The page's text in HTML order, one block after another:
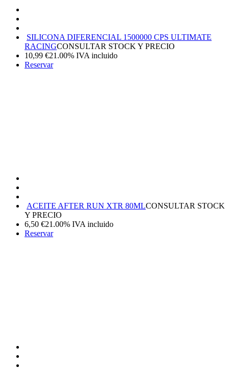
SILICONA DIFERENCIAL 1500000 CPS ULTIMATE
RACINGCONSULTAR STOCK Y PRECIO
10,99 €21.00% IVA incluido
Reservar
ACEITE AFTER RUN XTR 80MLCONSULTAR STOCK
Y PRECIO
6,50 €21.00% IVA incluido
Reservar